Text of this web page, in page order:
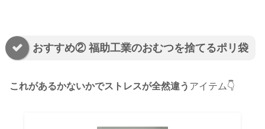
おすすめ② 福助工業のおむつを捨てるポリ袋
これがあるかないかでストレスが全然違う アイテム👇